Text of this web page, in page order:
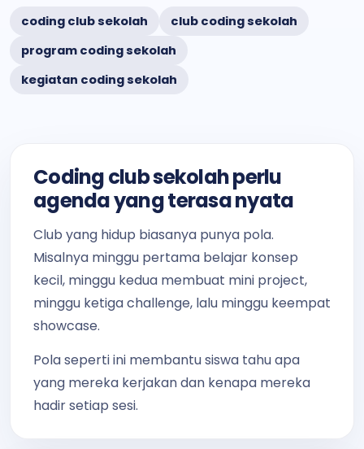
coding club sekolah
club coding sekolah
program coding sekolah
kegiatan coding sekolah
Coding club sekolah perlu
agenda yang terasa nyata
Club yang hidup biasanya punya pola.
Misalnya minggu pertama belajar konsep
kecil, minggu kedua membuat mini project,
minggu ketiga challenge, lalu minggu keempat
showcase.
Pola seperti ini membantu siswa tahu apa
yang mereka kerjakan dan kenapa mereka
hadir setiap sesi.